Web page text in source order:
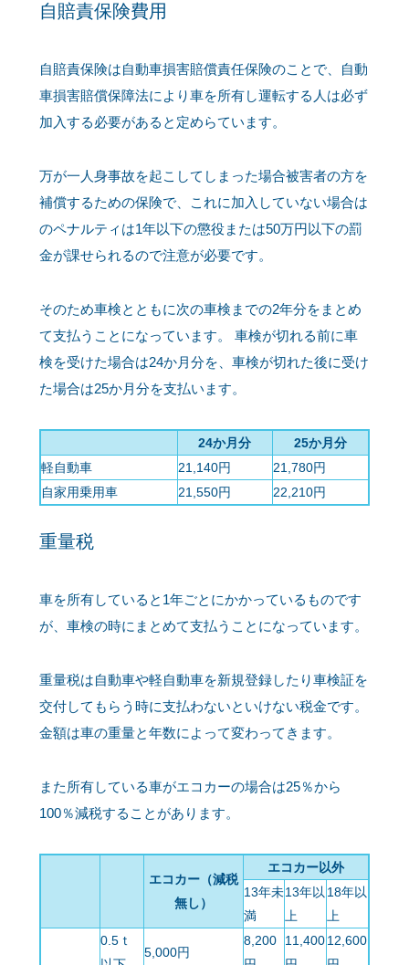
自賠責保険費用
自賠責保険は自動車損害賠償責任保険のことで、自動
車損害賠償保障法により車を所有し運転する人は必ず
加入する必要があると定めらています。
万が一人身事故を起こしてしまった場合被害者の方を
補償するための保険で、これに加入していない場合は
のペナルティは1年以下の懲役または50万円以下の罰
金が課せられるので注意が必要です。
そのため車検とともに次の車検までの2年分をまとめ
て支払うことになっています。 車検が切れる前に車
検を受けた場合は24か月分を、車検が切れた後に受け
た場合は25か月分を支払います。
24か月分
25か月分
軽自動車
21,140円
21,780円
自家用乗用車
21,550円 22,210円
重量税
車を所有していると1年ごとにかかっているものです
が、車検の時にまとめて支払うことになっています。
重量税は自動車や軽自動車を新規登録したり車検証を
交付してもらう時に支払わないといけない税金です。
金額は車の重量と年数によって変わってきます。
また所有している車がエコカーの場合は25％から
100％減税することがあります。
エコカー（減税
無し）
エコカー以外
13年未
満
13年以
上
18年以
上
0.5ｔ
5,000円
8,200
11,40012,600